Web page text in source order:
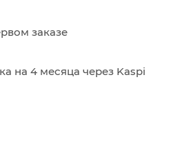
заказе
на 4 месяца через Kaspi